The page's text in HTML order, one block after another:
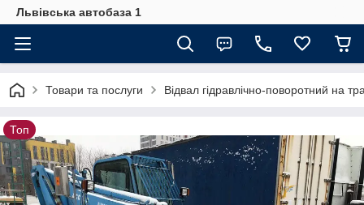
Львівська автобаза 1
Товари та послуги Відвал гідравлічно-поворотний на
Топ